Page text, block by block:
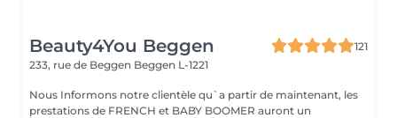
Beauty4You Beggen
121
233, rue de Beggen Beggen L-1221
Nous Informons notre clientèle qu`a partir de maintenant, les
prestations de FRENCH et BABY BOOMER auront un